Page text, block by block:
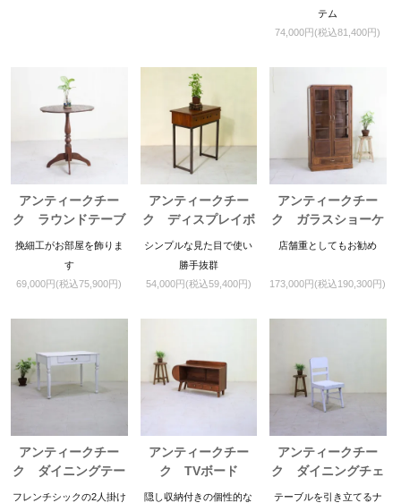
テム
74,000円(税込81,400円)
アンティークチー
ク ラウンドテーブ
ル
挽細工がお部屋を飾りま
す
69,000円(税込75,900円)
アンティークチー
ク ディスプレイボ
ックス
シンプルな見た目で使い
勝手抜群
54,000円(税込59,400円)
アンティークチー
ク ガラスショーケ
ース
店舗重としてもお勧め
173,000円(税込190,300円)
アンティークチー
ク ダイニングテー
ブル
フレンチシックの2人掛け
アンティークチー
ク TVボード
隠し収納付きの個性的な
アンティークチー
ク ダイニングチェ
ア
テーブルを引き立てるナ